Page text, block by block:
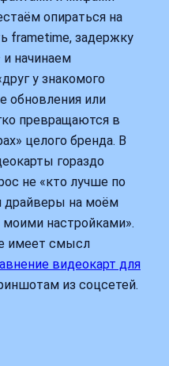
опираться на
frametime, задержку
начинаем
у знакомого
обновления или
превращаются в
целого бренда. В
гораздо
не «кто лучше по
драйверы на моём
настройками».
имеет смысл
видеокарт для
из соцсетей.